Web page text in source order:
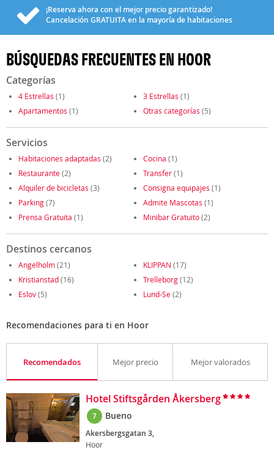
¡Reserva ahora con el mejor precio garantizado!
Cancelación GRATUITAen la mayoría de habitaciones
BÚSQUEDAS FRECUENTES EN HOOR
Categorías
4 Estrellas (1) 3 Estrellas (1)
Apartamentos (1) Otras categorías (5)
Servicios
Habitaciones adaptadas (2) Cocina (1)
Restaurante(2) Transfer(1)
Alquiler de bicicletas (3) Consigna equipajes (1)
Parking(7) Admite Mascotas (1)
Prensa Gratuita (1) Minibar Gratuito(2)
Destinos cercanos
Angelholm(21) KLIPPAN (17)
Kristianstad(16) Trelleborg(12)
Eslov(5) Lund-Se(2)
Recomendaciones para ti en Hoor
Recomendados Mejor precio Mejor valorados
Hotel Stiftsgården Åkersberg
7 Bueno
Akersbergsgatan 3,
Hoor